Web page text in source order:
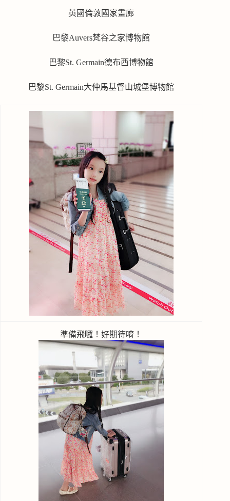
英國倫敦國家畫廊
巴黎Auvers梵谷之家博物館
巴黎St. Germain德布西博物館
巴黎St. Germain大仲馬基督山城堡博物館
準備飛囉！好期待唷！